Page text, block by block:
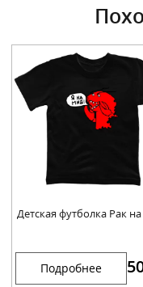
Детская футболка Рак
Подробнее